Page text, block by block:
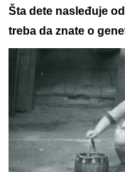
Šta dete nasleđuje
treba da znate o